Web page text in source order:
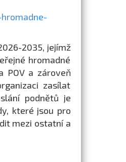
2035, jejímž
hromadné
POV a zároveň
zasílat
podnětů je
které jsou pro
mezi ostatní a